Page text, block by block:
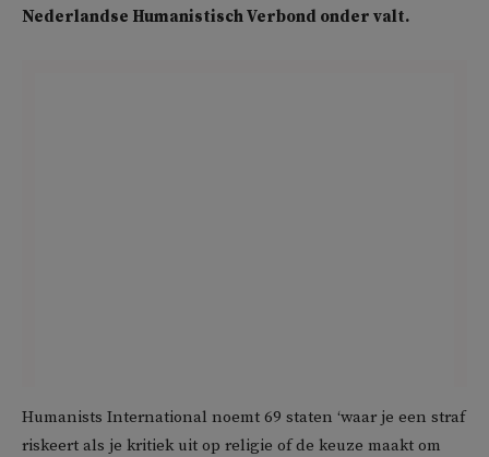
Nederlandse Humanistisch Verbond onder valt.
Humanists International noemt 69 staten ‘waar je een straf
riskeert als je kritiek uit op religie of de keuze maakt om